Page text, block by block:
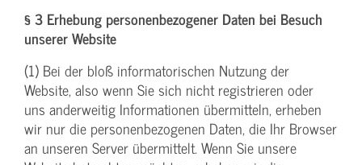
§ 3 Erhebung personenbezogener Daten bei Besuch
unserer Website
(1) Bei der bloß informatorischen Nutzung der
Website, also wenn Sie sich nicht registrieren oder
uns anderweitig Informationen übermitteln, erheben
wir nur die personenbezogenen Daten, die Ihr Browser
an unseren Server übermittelt. Wenn Sie unsere